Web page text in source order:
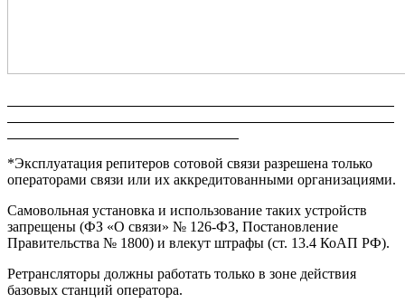
*Эксплуатация репитеров сотовой связи разрешена только
операторами связи или их аккредитованными организациями.
Самовольная установка и использование таких устройств
запрещены (ФЗ «О связи» № 126-ФЗ, Постановление
Правительства № 1800) и влекут штрафы (ст. 13.4 КоАП РФ).
Ретрансляторы должны работать только в зоне действия
базовых станций оператора.